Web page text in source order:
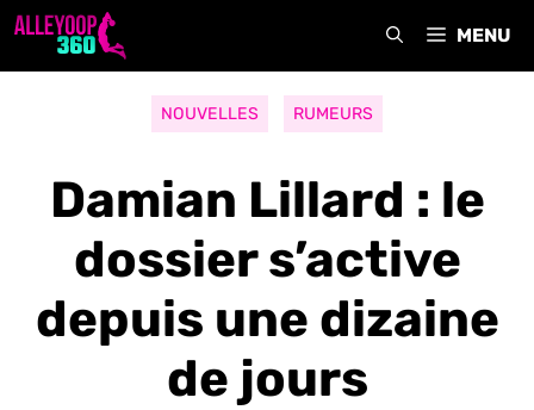
Aller
MENU
NOUVELLES RUMEURS
Damian Lillard : le
dossier s’active
depuis une dizaine
de jours